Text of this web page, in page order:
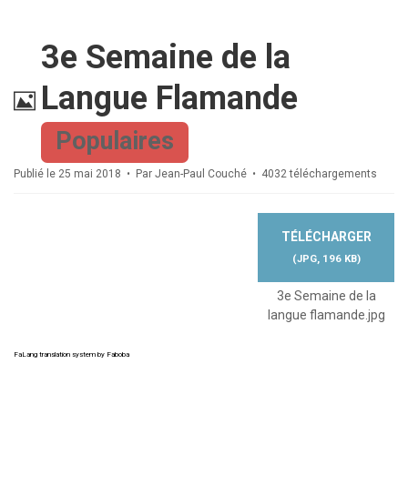
Image
3e Semaine de la
Langue Flamande
Populaires
Publié le 25 mai 2018 Par Jean-Paul Couché 4032 téléchargements
TÉLÉCHARGER
(JPG, 196 KB)
3e Semaine de la
langue flamande.jpg
FaLang translation system by Faboba